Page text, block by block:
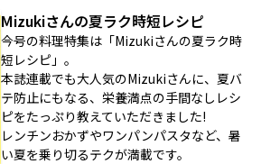
Mizukiさんの夏ラク時短レシピ
今号の料理特集は「Mizukiさんの夏ラク時
短レシピ」。
本誌連載でも大人気のMizukiさんに、夏バ
テ防止にもなる、栄養満点の手間なしレシ
ピをたっぷり教えていただきました!
レンチンおかずやワンパンパスタなど、暑
い夏を乗り切るテクが満載です。